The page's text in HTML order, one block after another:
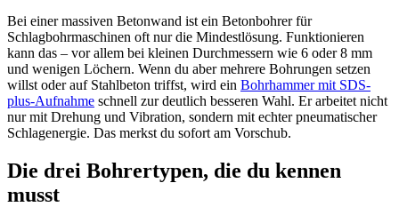
Bei einer massiven Betonwand ist ein Betonbohrer für
Schlagbohrmaschinen oft nur die Mindestlösung. Funktionieren
kann das – vor allem bei kleinen Durchmessern wie 6 oder 8 mm
und wenigen Löchern. Wenn du aber mehrere Bohrungen setzen
willst oder auf Stahlbeton triffst, wird ein Bohrhammer mit SDS-
plus-Aufnahme schnell zur deutlich besseren Wahl. Er arbeitet nicht
nur mit Drehung und Vibration, sondern mit echter pneumatischer
Schlagenergie. Das merkst du sofort am Vorschub.
Die drei Bohrertypen, die du kennen
musst